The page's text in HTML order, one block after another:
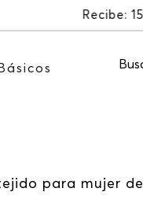
Básicos
para mujer